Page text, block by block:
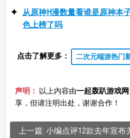
从原神H漫数量看谁是原神本
色上榜了吗
点击了解更多： 二次元端游热门
声明： 以上内容由一起轰趴游戏网
享，但请注明出处，谢谢合作！
上一篇: 小编点评12款去年宣布